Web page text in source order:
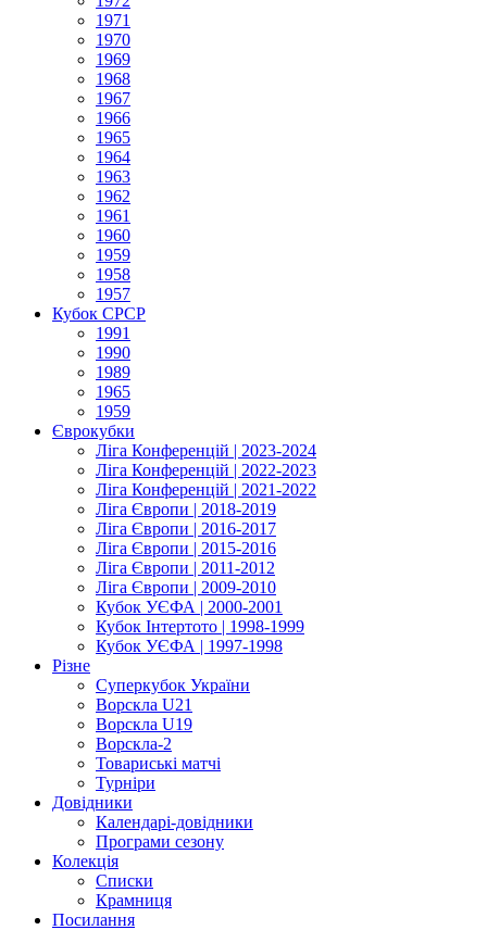
1971
1970
1969
1968
1967
1966
1965
1964
1963
1962
1961
1960
1959
1958
1957
Кубок СРСР
1991
1990
1989
1965
1959
Єврокубки
Ліга Конференцій | 2023-2024
Ліга Конференцій | 2022-2023
Ліга Конференцій | 2021-2022
Ліга Європи | 2018-2019
Ліга Європи | 2016-2017
Ліга Європи | 2015-2016
Ліга Європи | 2011-2012
Ліга Європи | 2009-2010
Кубок УЄФА | 2000-2001
Кубок Інтертото | 1998-1999
Кубок УЄФА | 1997-1998
Різне
Суперкубок України
Ворскла U21
Ворскла U19
Ворскла-2
Товариські матчі
Турніри
Довідники
Календарі-довідники
Програми сезону
Колекція
Списки
Крамниця
Посилання